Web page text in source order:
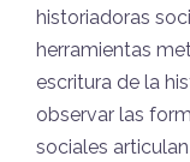
historiadoras
herramientas
escritura de la
observar las
sociales